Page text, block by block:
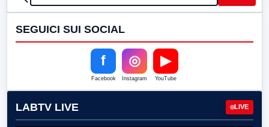
SEGUICI SUI SOCIAL
f
Facebook
◎
Instagram
▶
YouTube
LABTV LIVE LIVE